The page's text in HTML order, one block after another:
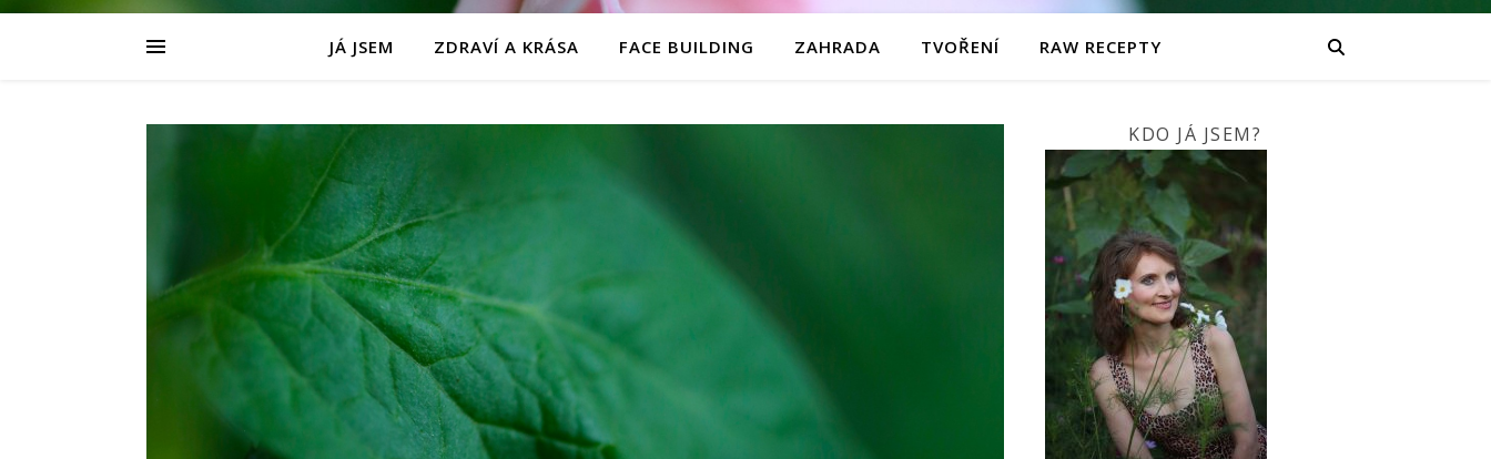
JÁ JSEM ZDRAVÍ A KRÁSA FACE BUILDING ZAHRADA TVOŘENÍ RAW RECEPTY
KDO JÁ JSEM?